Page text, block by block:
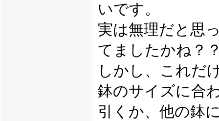
いです。
実は無理だと思
てましたかね？
しかし、これだ
鉢のサイズに合
引くか、他の鉢